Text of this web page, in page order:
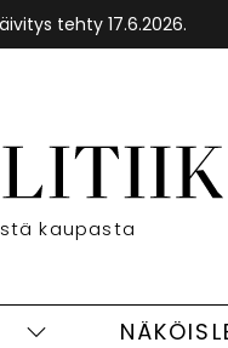
tehty 17.6.2026.
kaupasta